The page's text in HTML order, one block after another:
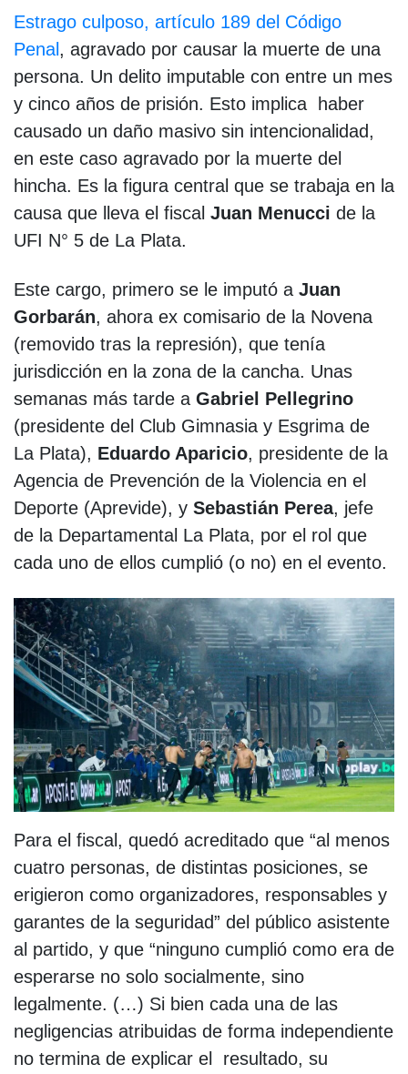
Estrago culposo, artículo 189 del Código
Penal, agravado por causar la muerte de una
persona. Un delito imputable con entre un mes
y cinco años de prisión. Esto implica haber
causado un daño masivo sin intencionalidad,
en este caso agravado por la muerte del
hincha. Es la figura central que se trabaja en la
causa que lleva el fiscal Juan Menucci de la
UFI N° 5 de La Plata.
Este cargo, primero se le imputó a Juan
Gorbarán, ahora ex comisario de la Novena
(removido tras la represión), que tenía
jurisdicción en la zona de la cancha. Unas
semanas más tarde a Gabriel Pellegrino
(presidente del Club Gimnasia y Esgrima de
La Plata), Eduardo Aparicio, presidente de la
Agencia de Prevención de la Violencia en el
Deporte (Aprevide), y Sebastián Perea, jefe
de la Departamental La Plata, por el rol que
cada uno de ellos cumplió (o no) en el evento.
Para el fiscal, quedó acreditado que “al menos
cuatro personas, de distintas posiciones, se
erigieron como organizadores, responsables y
garantes de la seguridad” del público asistente
al partido, y que “ninguno cumplió como era de
esperarse no solo socialmente, sino
legalmente. (…) Si bien cada una de las
negligencias atribuidas de forma independiente
no termina de explicar el resultado, su